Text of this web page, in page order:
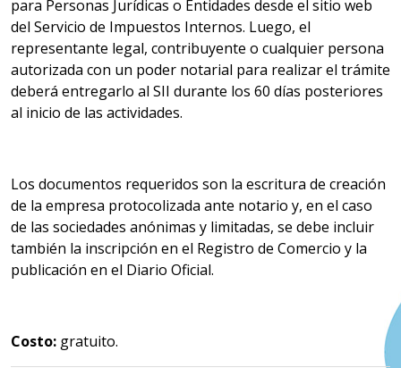
para Personas Jurídicas o Entidades desde el sitio web
del Servicio de Impuestos Internos. Luego, el
representante legal, contribuyente o cualquier persona
autorizada con un poder notarial para realizar el trámite
deberá entregarlo al SII durante los 60 días posteriores
al inicio de las actividades.
Los documentos requeridos son la escritura de creación
de la empresa protocolizada ante notario y, en el caso
de las sociedades anónimas y limitadas, se debe incluir
también la inscripción en el Registro de Comercio y la
publicación en el Diario Oficial.
Costo: gratuito.